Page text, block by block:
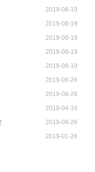
2019-08-19
2019-08-19
2019-08-19
2019-08-19
2019-08-19
2019-08-26
2019-08-26
2018-04-16
2019-08-26
2019-01-26